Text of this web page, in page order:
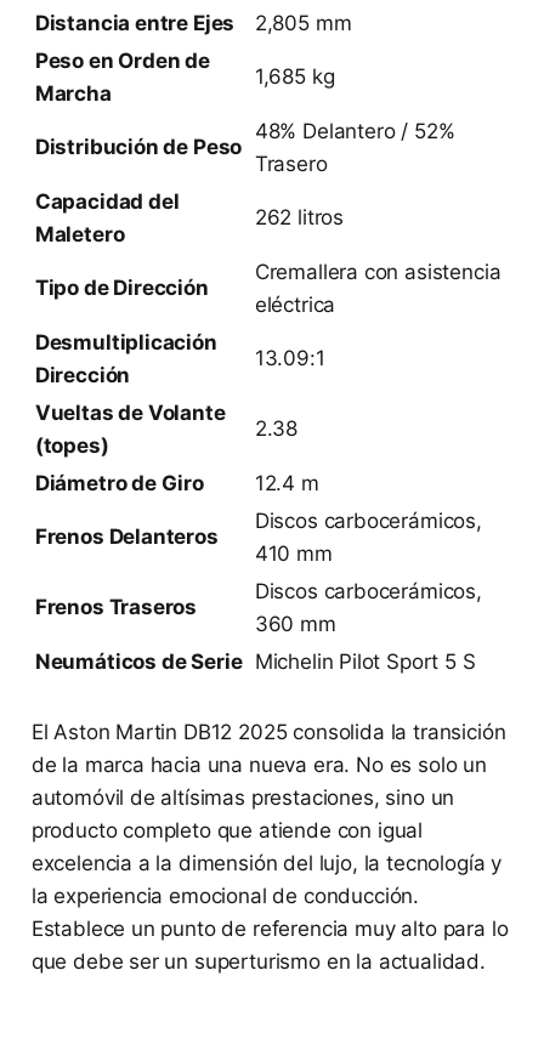
Distancia entre Ejes
2,805 mm
Peso en Orden de
Marcha
1,685 kg
Distribución de Peso
48% Delantero / 52%
Trasero
Capacidad del
Maletero
262 litros
Tipo de Dirección
Cremallera con asistencia
eléctrica
Desmultiplicación
Dirección
13.09:1
Vueltas de Volante
(topes)
2.38
Diámetro de Giro 12.4 m
Frenos Delanteros
Discos carbocerámicos,
410 mm
Frenos Traseros
Discos carbocerámicos,
360 mm
Neumáticos de Serie Michelin Pilot Sport 5 S
El Aston Martin DB12 2025 consolida la transición
de la marca hacia una nueva era. No es solo un
automóvil de altísimas prestaciones, sino un
producto completo que atiende con igual
excelencia a la dimensión del lujo, la tecnología y
la experiencia emocional de conducción.
Establece un punto de referencia muy alto para lo
que debe ser un superturismo en la actualidad.